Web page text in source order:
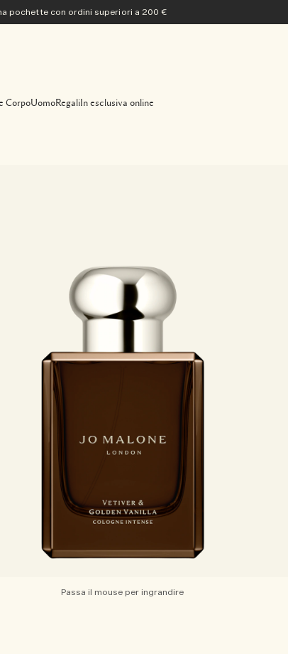
pochette con ordini superiori a 200 €
CorpoUomoRegaliIn esclusiva online
Passa il mouse per ingrandire